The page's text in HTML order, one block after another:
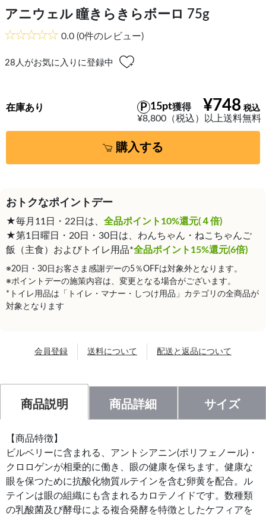
アニウェル 瞳きらきらボーロ 75g
0.0 (0件のレビュー)
28 人がお気に入りに登録中
¥748
15pt獲得
¥8,800（税込）以上送料無料
在庫あり
購入する
おトクなポイントデー
★毎月11日・22日は、 全品ポイント10%還元(４倍)
★第1日曜日・20日・30日は、わんちゃん・ねこちゃんご
飯（主食）およびトイレ用品*全品ポイント15%還元(6倍)
※20日・30日お客さま感謝デーの5％OFFは対象外となります。
※ポイントデーの施策内容は、変更となる場合がございます。
*トイレ用品は「トイレ・マナー・しつけ用品」カテゴリの全商品が
対象となります
会員登録 送料について 配送と返品について
商品説明 商品詳細 サイズ
【商品特徴】
ビルベリーに含まれる、アントシアニン(ポリフェノール)・
クロロゲンが相乗的に働き、眼の健康を保ちます。健康な
眼を保つために抗酸化物質ルテインを含む卵黄を配合。ル
テインは眼の組織にも含まれるカロテノイドです。数種類
の乳酸菌及び酵母による複合発酵を特徴としたケフィアを